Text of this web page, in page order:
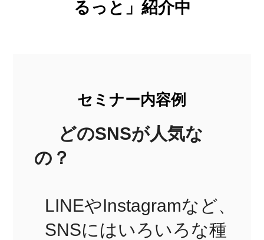
るっと」紹介中
セミナー内容例
どのSNSが人気な
の？
LINEやInstagramなど、
SNSにはいろいろな種